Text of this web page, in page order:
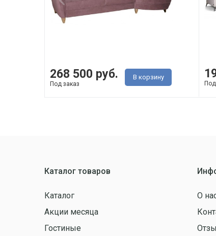
268 500 руб.
Под заказ
В корзину
Каталог товаров
Каталог
Акции месяца
Гостиные
О